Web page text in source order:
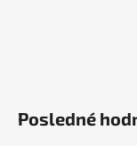
Posledné